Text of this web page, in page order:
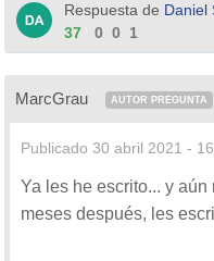
Respuesta de Daniel
37
0 0 1
MarcGrau AUTOR PREGUNTA
Publicado 30 abril 2021 -
Ya les he escrito... y
meses después, les